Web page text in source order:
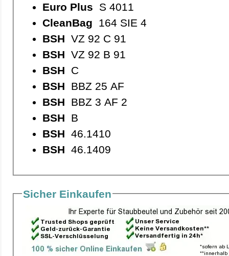
Euro Plus S 4011
CleanBag 164 SIE 4
BSH VZ 92 C 91
BSH VZ 92 B 91
BSH C
BSH BBZ 25 AF
BSH BBZ 3 AF 2
BSH B
BSH 46.1410
BSH 46.1409
Sicher Einkaufen